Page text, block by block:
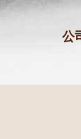
公